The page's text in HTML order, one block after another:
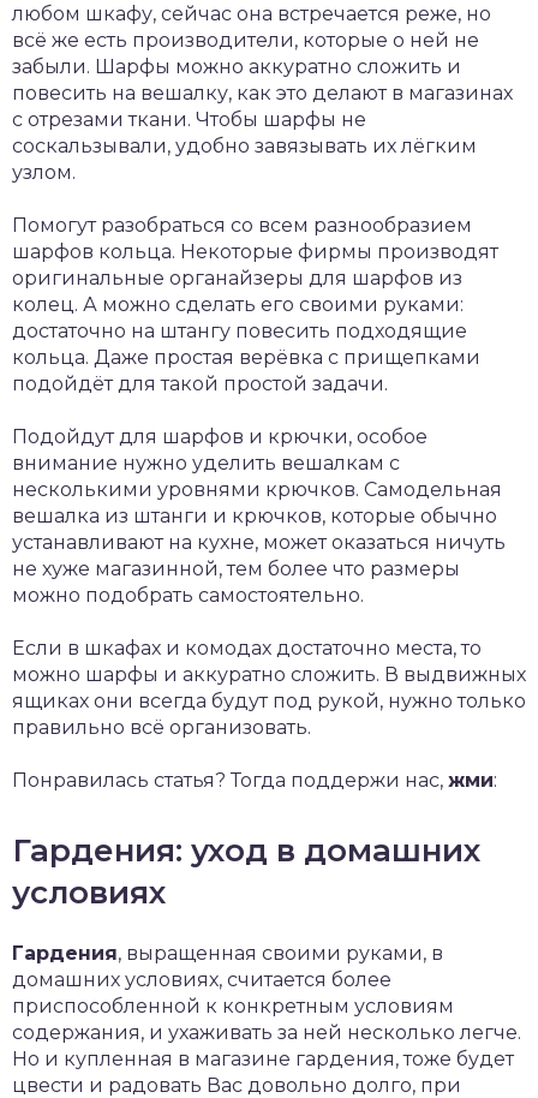
любом шкафу, сейчас она встречается реже, но
всё же есть производители, которые о ней не
забыли. Шарфы можно аккуратно сложить и
повесить на вешалку, как это делают в магазинах
с отрезами ткани. Чтобы шарфы не
соскальзывали, удобно завязывать их лёгким
узлом.
Помогут разобраться со всем разнообразием
шарфов кольца. Некоторые фирмы производят
оригинальные органайзеры для шарфов из
колец. А можно сделать его своими руками:
достаточно на штангу повесить подходящие
кольца. Даже простая верёвка с прищепками
подойдёт для такой простой задачи.
Подойдут для шарфов и крючки, особое
внимание нужно уделить вешалкам с
несколькими уровнями крючков. Самодельная
вешалка из штанги и крючков, которые обычно
устанавливают на кухне, может оказаться ничуть
не хуже магазинной, тем более что размеры
можно подобрать самостоятельно.
Если в шкафах и комодах достаточно места, то
можно шарфы и аккуратно сложить. В выдвижных
ящиках они всегда будут под рукой, нужно только
правильно всё организовать.
Понравилась статья? Тогда поддержи нас, жми:
Гардения: уход в домашних
условиях
Гардения, выращенная своими руками, в
домашних условиях, считается более
приспособленной к конкретным условиям
содержания, и ухаживать за ней несколько легче.
Но и купленная в магазине гардения, тоже будет
цвести и радовать Вас довольно долго, при